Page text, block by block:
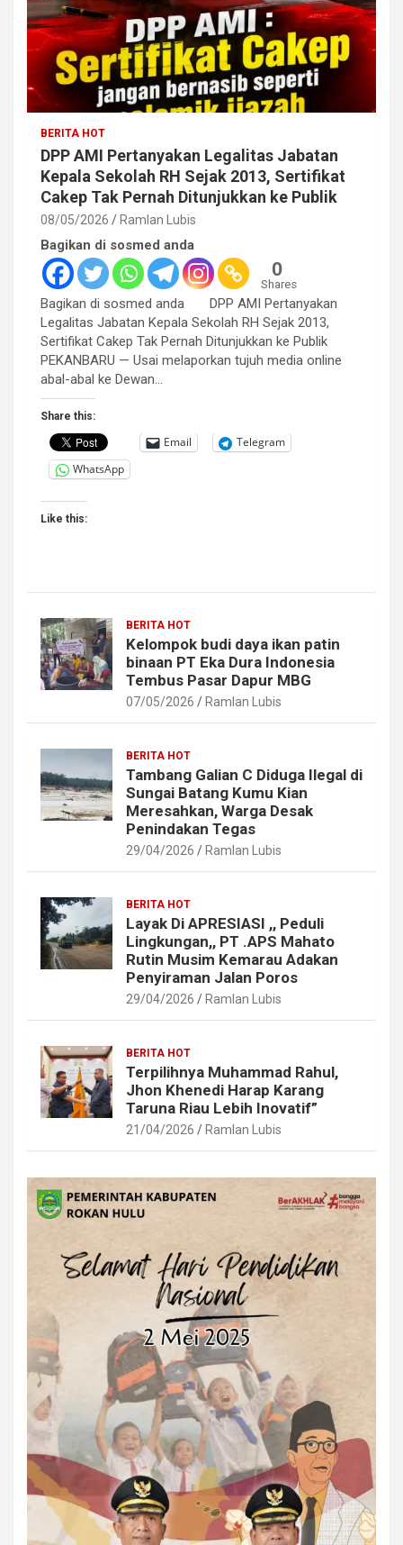
BERITA HOT
DPP AMI Pertanyakan Legalitas Jabatan
Kepala Sekolah RH Sejak 2013, Sertifikat
Cakep Tak Pernah Ditunjukkan ke Publik
08/05/2026 Ramlan Lubis
Bagikan di sosmed anda
0
Shares
Bagikan di sosmed anda DPP AMI Pertanyakan
Legalitas Jabatan Kepala Sekolah RH Sejak 2013,
Sertifikat Cakep Tak Pernah Ditunjukkan ke Publik
PEKANBARU — Usai melaporkan tujuh media online
abal-abal ke Dewan…
Share this:
Email
Telegram
WhatsApp
Like this:
BERITA HOT
Kelompok budi daya ikan patin
binaan PT Eka Dura Indonesia
Tembus Pasar Dapur MBG
07/05/2026 Ramlan Lubis
BERITA HOT
Tambang Galian C Diduga Ilegal di
Sungai Batang Kumu Kian
Meresahkan, Warga Desak
Penindakan Tegas
29/04/2026 Ramlan Lubis
BERITA HOT
Layak Di APRESIASI ,, Peduli
Lingkungan,, PT .APS Mahato
Rutin Musim Kemarau Adakan
Penyiraman Jalan Poros
29/04/2026 Ramlan Lubis
BERITA HOT
Terpilihnya Muhammad Rahul,
Jhon Khenedi Harap Karang
Taruna Riau Lebih Inovatif”
21/04/2026 Ramlan Lubis